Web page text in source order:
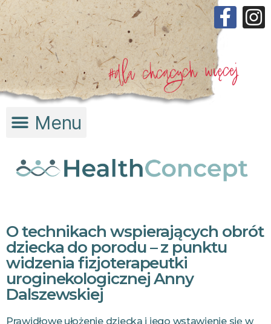
O technikach wspierających obrót
dziecka do porodu – z punktu
widzenia fizjoterapeutki
uroginekologicznej Anny
Dalszewskiej
Prawidłowe ułożenie dziecka i jego wstawienie się w